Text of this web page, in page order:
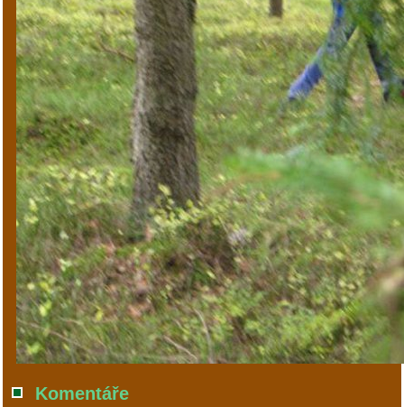
Komentáře